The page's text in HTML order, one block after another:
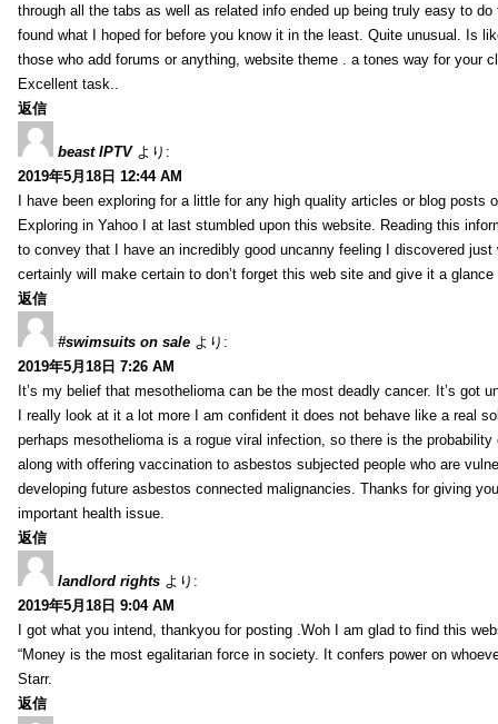
through all the tabs as well as related info ended up being truly easy to
found what I hoped for before you know it in the least. Quite unusual. Is
those who add forums or anything, website theme . a tones way for your
Excellent task..
返信
beast IPTV より:
2019年5月18日 12:44 AM
I have been exploring for a little for any high quality articles or blog posts
Exploring in Yahoo I at last stumbled upon this website. Reading this
to convey that I have an incredibly good uncanny feeling I discovered
certainly will make certain to don’t forget this web site and give it a
返信
#swimsuits on sale より:
2019年5月18日 7:26 AM
It’s my belief that mesothelioma can be the most deadly cancer. It’s got
I really look at it a lot more I am confident it does not behave like a real
perhaps mesothelioma is a rogue viral infection, so there is the
along with offering vaccination to asbestos subjected people who are
developing future asbestos connected malignancies. Thanks for giving
important health issue.
返信
landlord rights より:
2019年5月18日 9:04 AM
I got what you intend, thankyou for posting .Woh I am glad to find this
“Money is the most egalitarian force in society. It confers power on
Starr.
返信